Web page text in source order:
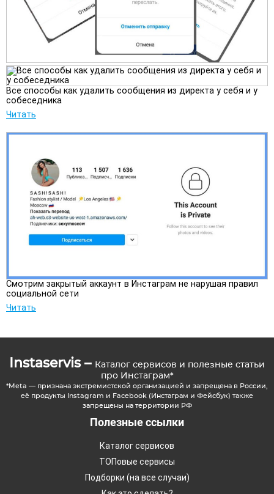
Все способы как удалить сообщения из директа у себя и у
собеседника
Читать
Смотрим закрытый аккаунт в Инстаграм не нарушая правил
социальной сети
Читать
Instaservis – Каталог сервисов и полезные статьи
про Инстаграм*
*Meta — признана экстремистской организацией и запрещена в России,
её продукты Instagram и Facebook (Инстаграм и Фейсбук) также
запрещены на территории РФ
Полезные ссылки
Каталог сервисов
ТОПовые сервисы
Подборки (на все случаи)